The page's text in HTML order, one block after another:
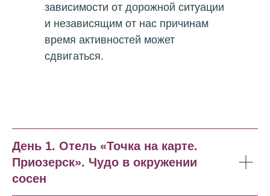
зависимости от дорожной ситуации
и независящим от нас причинам
время активностей может
сдвигаться.
День 1. Отель «Точка на карте.
Приозерск». Чудо в окружении
сосен